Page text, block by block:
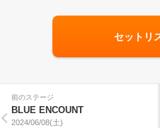
セットリ
前のステージ
BLUE ENCOUNT
2024/06/08(土)